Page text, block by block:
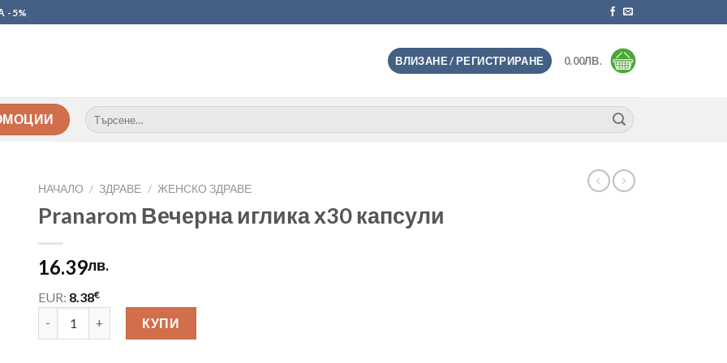
-5%
ВЛИЗАНЕ / РЕГИСТРИРАНЕ 0.00ЛВ.
Търсене
за:
НАЧАЛО / ЗДРАВЕ / ЖЕНСКО ЗДРАВЕ
Pranarom Вечерна иглика х30 капсули
16.39лв.
EUR: 8.38€
количество за Pranarom Вечерна иглика х30 капсули
КУПИ